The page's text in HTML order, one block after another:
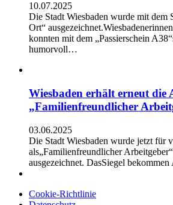
10.07.2025
Die Stadt Wiesbaden wurde mit dem
Ort“
konnten mit dem „Passierschein
humorvoll…
Wiesbaden erhält erneut die
„Familienfreundlicher
03.06.2025
Die Stadt Wiesbaden wurde jetzt für
als„Familienfreundlicher
ausgezeichnet. DasSiegel
Cookie-Richtlinie